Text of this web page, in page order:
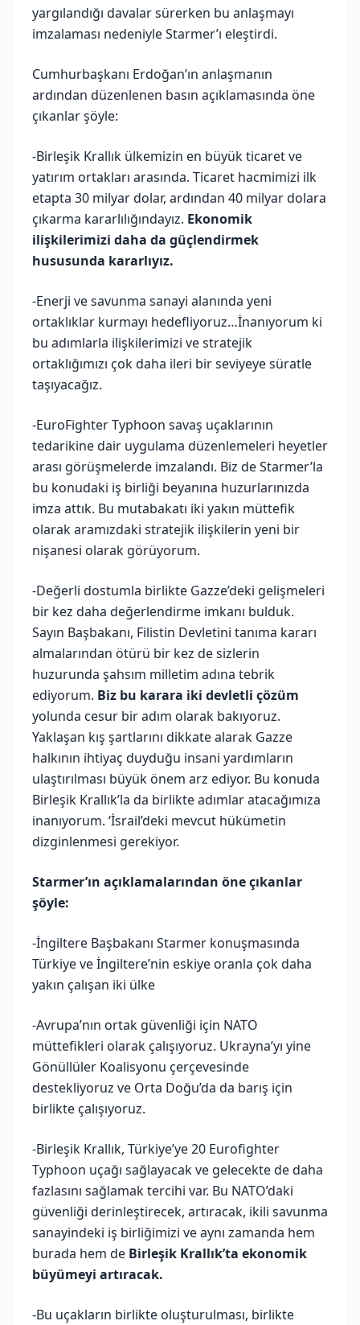
yargılandığı davalar sürerken bu anlaşmayı
imzalaması nedeniyle Starmer’ı eleştirdi.
Cumhurbaşkanı Erdoğan’ın anlaşmanın
ardından düzenlenen basın açıklamasında öne
çıkanlar şöyle:
-Birleşik Krallık ülkemizin en büyük ticaret ve
yatırım ortakları arasında. Ticaret hacmimizi ilk
etapta 30 milyar dolar, ardından 40 milyar dolara
çıkarma kararlılığındayız. Ekonomik
ilişkilerimizi daha da güçlendirmek
hususunda kararlıyız.
-Enerji ve savunma sanayi alanında yeni
ortaklıklar kurmayı hedefliyoruz…İnanıyorum ki
bu adımlarla ilişkilerimizi ve stratejik
ortaklığımızı çok daha ileri bir seviyeye süratle
taşıyacağız.
-EuroFighter Typhoon savaş uçaklarının
tedarikine dair uygulama düzenlemeleri heyetler
arası görüşmelerde imzalandı. Biz de Starmer’la
bu konudaki iş birliği beyanına huzurlarınızda
imza attık. Bu mutabakatı iki yakın müttefik
olarak aramızdaki stratejik ilişkilerin yeni bir
nişanesi olarak görüyorum.
-Değerli dostumla birlikte Gazze’deki gelişmeleri
bir kez daha değerlendirme imkanı bulduk.
Sayın Başbakanı, Filistin Devletini tanıma kararı
almalarından ötürü bir kez de sizlerin
huzurunda şahsım milletim adına tebrik
ediyorum. Biz bu karara iki devletli çözüm
yolunda cesur bir adım olarak bakıyoruz.
Yaklaşan kış şartlarını dikkate alarak Gazze
halkının ihtiyaç duyduğu insani yardımların
ulaştırılması büyük önem arz ediyor. Bu konuda
Birleşik Krallık’la da birlikte adımlar atacağımıza
inanıyorum. ‘İsrail’deki mevcut hükümetin
dizginlenmesi gerekiyor.
Starmer’ın açıklamalarından öne çıkanlar
şöyle:
-İngiltere Başbakanı Starmer konuşmasında
Türkiye ve İngiltere’nin eskiye oranla çok daha
yakın çalışan iki ülke
-Avrupa’nın ortak güvenliği için NATO
müttefikleri olarak çalışıyoruz. Ukrayna’yı yine
Gönüllüler Koalisyonu çerçevesinde
destekliyoruz ve Orta Doğu’da da barış için
birlikte çalışıyoruz.
-Birleşik Krallık, Türkiye’ye 20 Eurofighter
Typhoon uçağı sağlayacak ve gelecekte de daha
fazlasını sağlamak tercihi var. Bu NATO’daki
güvenliği derinleştirecek, artıracak, ikili savunma
sanayindeki iş birliğimizi ve aynı zamanda hem
burada hem de Birleşik Krallık’ta ekonomik
büyümeyi artıracak.
-Bu uçakların birlikte oluşturulması, birlikte